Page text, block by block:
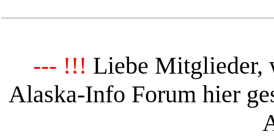
--- !!! Liebe Mitglieder,
Alaska-Info Forum hier